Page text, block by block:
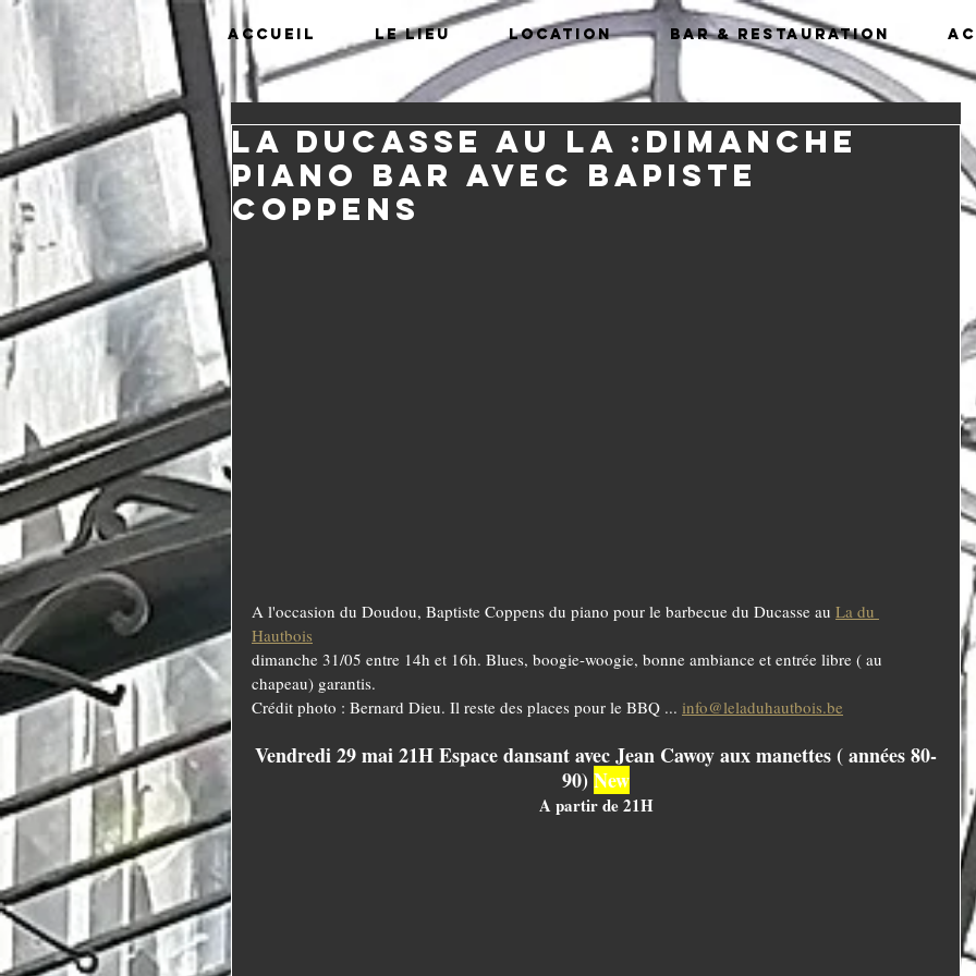
Accueil Le lieu Location Bar & Restauration
La Ducasse au LA :Dimanche
piano Bar AVec bapiste
coppens
A l'occasion du Doudou, Baptiste Coppens du piano pour le barbecue du Ducasse au La du
Hautbois
dimanche 31/05 entre 14h et 16h. Blues, boogie-woogie, bonne ambiance et entrée libre ( au
chapeau) garantis.
Crédit photo : Bernard Dieu. Il reste des places pour le BBQ ... info@leladuhautbois.be
Vendredi 29 mai 21H Espace dansant avec Jean Cawoy aux manettes ( années 80-
90) New
A partir de 21H